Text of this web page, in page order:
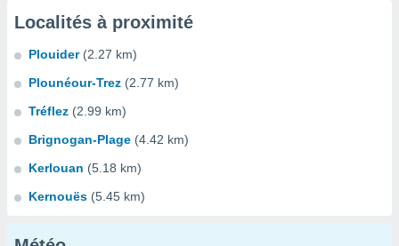
Localités à proximité
Plouider (2.27 km)
Plounéour-Trez (2.77 km)
Tréflez (2.99 km)
Brignogan-Plage (4.42 km)
Kerlouan (5.18 km)
Kernouës (5.45 km)